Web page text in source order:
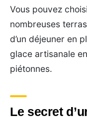
Vous pouvez
nombreuses
d’un déjeuner en
glace artisanale
piétonnes.
Le secret